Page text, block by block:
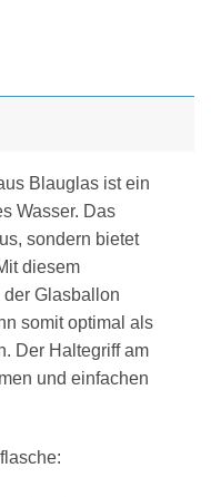
Blauglas ist ein
Wasser. Das
sondern bietet
diesem
Glasballon
somit optimal als
Der Haltegriff am
und einfachen